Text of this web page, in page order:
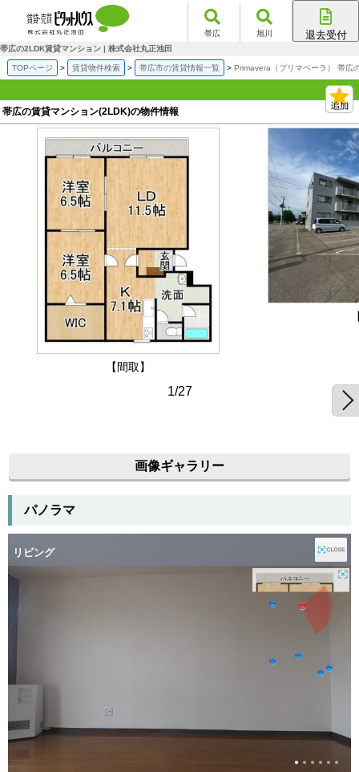
帯広 旭川 退去受付
帯広の2LDK賃貸マンション | 株式会社丸正池田
TOPページ 賃貸物件検索 帯広市の賃貸情報一覧 Primavera（プリマベーラ） 帯広
帯広の賃貸マンション(2LDK)の物件情報
【間取】
1/27
画像ギャラリー
パノラマ